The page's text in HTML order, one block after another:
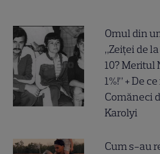
Omul din
„Zeiței de
10? Meritul
1%!” + De
Comăneci
Karolyi
Cum s-au